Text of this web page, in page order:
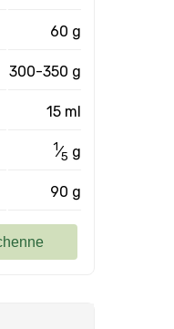
60 g
300-350 g
15 ml
1⁄5 g
90 g